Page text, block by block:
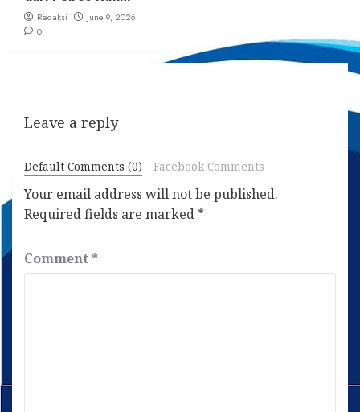
Redaksi
June 9, 2026
0
Leave a reply
Default Comments (0) Facebook Comments
Your email address will not be published.
Required fields are marked *
Comment *